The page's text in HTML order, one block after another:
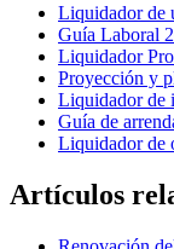
Liquidador de
Guía Laboral
Liquidador
Proyección y
Liquidador de
Guía de
Liquidador de
Artículos